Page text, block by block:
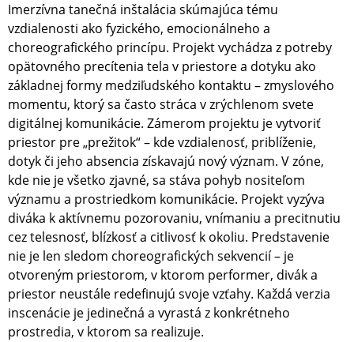
Imerzívna tanečná inštalácia skúmajúca tému
vzdialenosti ako fyzického, emocionálneho a
choreografického princípu. Projekt vychádza z potreby
opätovného precítenia tela v priestore a dotyku ako
základnej formy medziľudského kontaktu – zmyslového
momentu, ktorý sa často stráca v zrýchlenom svete
digitálnej komunikácie. Zámerom projektu je vytvoriť
priestor pre „prežitok“ – kde vzdialenosť, priblíženie,
dotyk či jeho absencia získavajú nový význam. V zóne,
kde nie je všetko zjavné, sa stáva pohyb nositeľom
významu a prostriedkom komunikácie. Projekt vyzýva
diváka k aktívnemu pozorovaniu, vnímaniu a precitnutiu
cez telesnosť, blízkosť a citlivosť k okoliu. Predstavenie
nie je len sledom choreografických sekvencií – je
otvoreným priestorom, v ktorom performer, divák a
priestor neustále redefinujú svoje vzťahy. Každá verzia
inscenácie je jedinečná a vyrastá z konkrétneho
prostredia, v ktorom sa realizuje.